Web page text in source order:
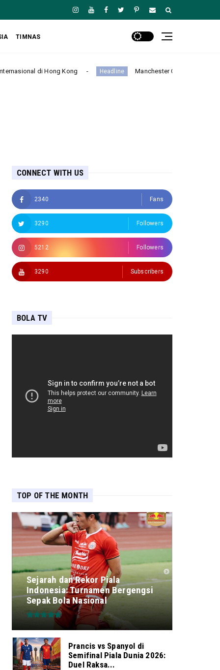
TIMNAS
Headline Manchester City Taklukkan K-League Stars 3-1 dalam
CONNECT WITH US
2340 Fans
3290 Followers
5212 Followers
3290 Subscribers
BOLA TV
TOP OF THE MONTH
Sejarah dan Rekor Piala
Indonesia: Turnamen Bergengsi
Sepak Bola Nasional
Prancis vs Spanyol di
Semifinal Piala Dunia 2026:
Duel Raksa...